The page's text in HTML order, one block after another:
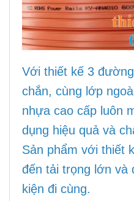
Với thiết kế 3
chắn, cùng lớp
nhựa cao cấp luôn
dụng hiệu quả và
Sản phẩm với thiết
đến tải trọng lớn và
kiện đi cùng.